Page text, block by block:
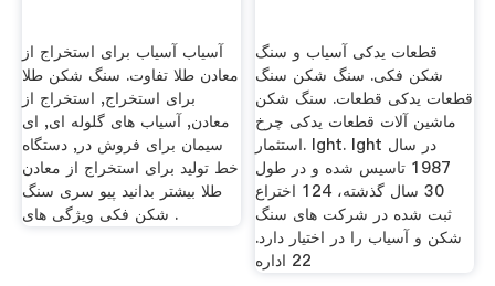
آسیاب آسیاب برای استخراج از
معادن طلا تفاوت. سنگ شکن طلا
برای استخراج, استخراج از
معادن, آسیاب های گلوله ای, ای
سیمان برای فروش در, دستگاه
خط تولید برای استخراج از معادن
طلا بیشتر بدانید پیو سری سنگ
شکن فکی ویژگی های .
قطعات یدکی آسیاب و سنگ
شکن فکی. سنگ شکن سنگ
قطعات یدکی قطعات. سنگ شکن
ماشین آلات قطعات یدکی چرخ
استثمار. lght. lght در سال
1987 تاسیس شده و در طول
30 سال گذشته، 124 اختراع
ثبت شده در شركت های سنگ
شكن و آسیاب را در اختیار دارد.
22 اداره